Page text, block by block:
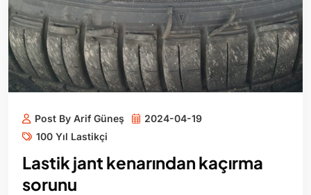
Post By Arif Güneş
2024-04-19
100 Yıl Lastikçi
Lastik jant kenarından kaçırma
sorunu